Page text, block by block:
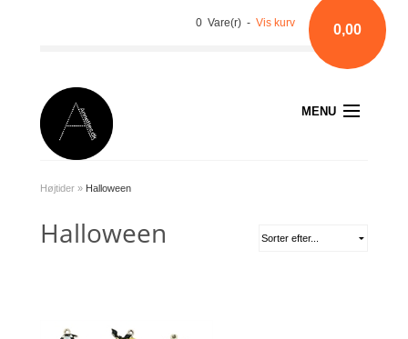
0 Vare(r) - Vis kurv 0,00
MENU
Højtider » Halloween
Halloween